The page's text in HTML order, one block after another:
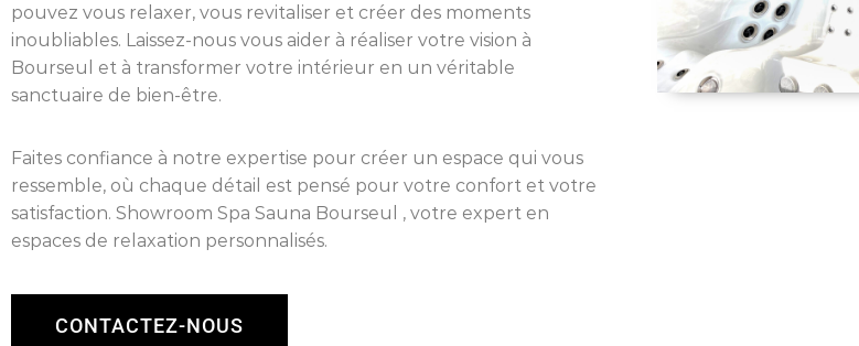
pouvez vous relaxer, vous revitaliser et créer des moments
inoubliables. Laissez-nous vous aider à réaliser votre vision à
Bourseul et à transformer votre intérieur en un véritable
sanctuaire de bien-être.
Faites confiance à notre expertise pour créer un espace qui vous
ressemble, où chaque détail est pensé pour votre confort et votre
satisfaction. Showroom Spa Sauna Bourseul , votre expert en
espaces de relaxation personnalisés.
CONTACTEZ-NOUS